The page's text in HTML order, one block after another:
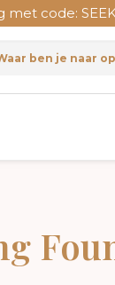
code: